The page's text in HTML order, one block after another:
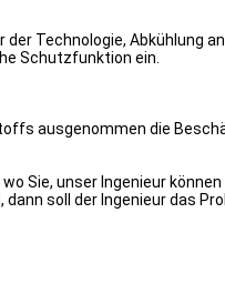
Technologie, Abkühlung
Schutzfunktion ein.
ausgenommen die
Sie, unser Ingenieur
soll der Ingenieur das